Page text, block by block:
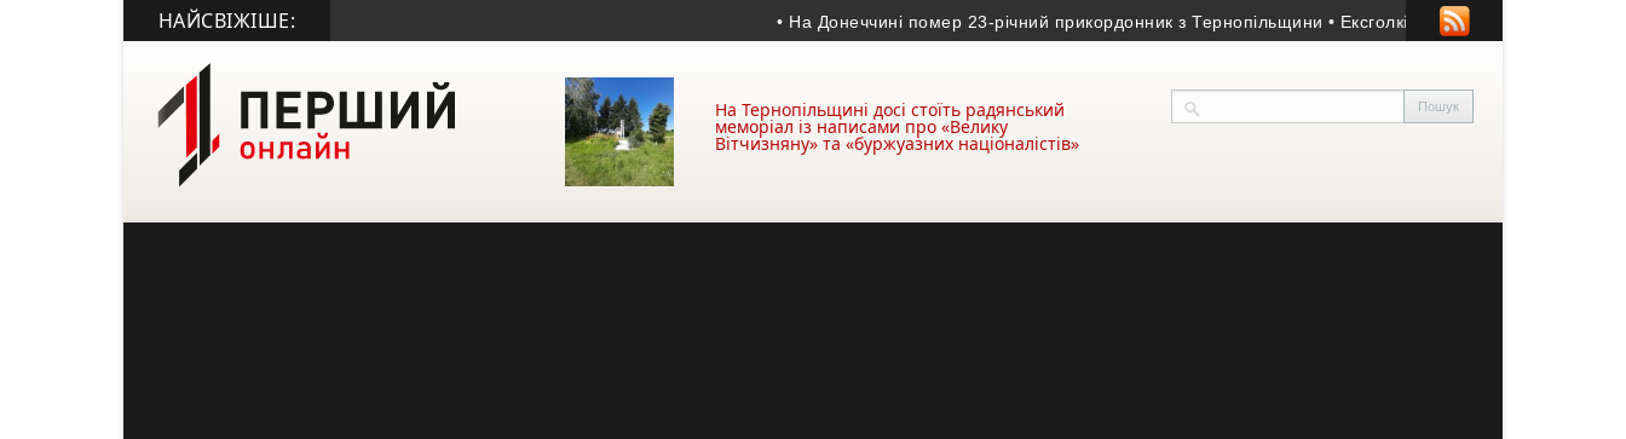
НАЙСВІЖІШЕ: • На Донеччині помер 23-річний прикордонник з Тернопільщини • Ексголкіпер тернопільської «Ниви» та
На Тернопільщині досі стоїть радянський
меморіал із написами про «Велику
Вітчизняну» та «буржуазних націоналістів»